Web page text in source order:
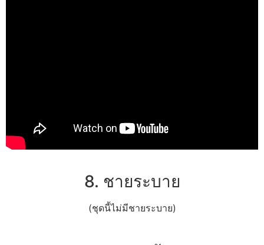
8. ชายระบาย
(ชุดนี้ไม่มีชายระบาย)